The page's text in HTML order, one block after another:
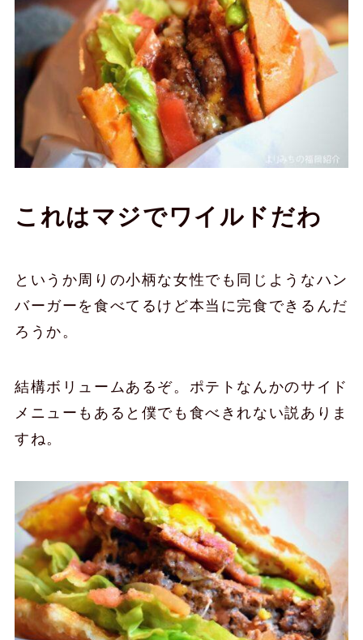
これはマジでワイルドだわ
というか周りの小柄な女性でも同じようなハン
バーガーを食べてるけど本当に完食できるんだ
ろうか。
結構ボリュームあるぞ。ポテトなんかのサイド
メニューもあると僕でも食べきれない説ありま
すね。